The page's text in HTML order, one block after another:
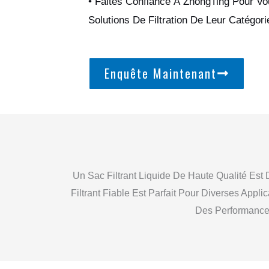
Solutions De Filtration De Leur
Enquête Maintenant
Un Sac Filtrant Liquide De Haute Qualité Est
Filtrant Fiable Est Parfait Pour Diverses
Des